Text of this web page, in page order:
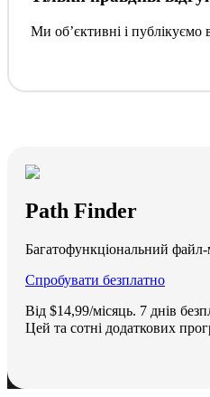
Ми обʼєктивні і публікуємо
Path Finder
Багатофункціональний
Спробувати безплатно
Від $14,99/місяць. 7 днів
Цей та сотні додаткових